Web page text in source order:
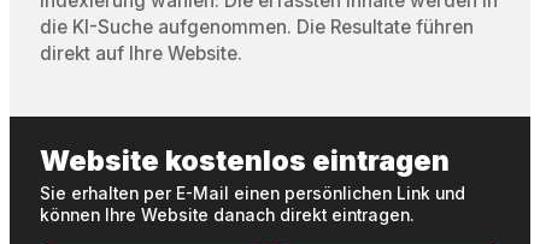
die KI-Suche aufgenommen. Die Resultate führen
direkt auf Ihre Website.
Website kostenlos eintragen
Sie erhalten per E-Mail einen persönlichen Link und
können Ihre Website danach direkt eintragen.